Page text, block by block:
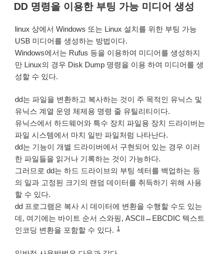
DD 명령을 이용한 부팅 가능 미디어 생성
linux 상에서 Windows 또는 Linux 설치를 위한 부팅 가능
USB 미디어를 생성하는 방법이다.
Windows에서는 Rufus 등을 이용하여 미디어를 생성하지
만 Linux의 경우 Disk Dump 명령을 이용 하여 미디어를 생
성할 수 있다.
dd는 파일을 변환하고 복사하는 것이 주 목적인 유닉스 및
유닉스 계열 운영 체제용 명령 줄 유틸리티이다.
유닉스에서 하드웨어와 특수 장치 파일용 장치 드라이버는
파일 시스템에서 마치 일반 파일처럼 나타난다.
dd는 기능이 개별 드라이버에서 구현되어 있는 경우 이러
한 파일들을 읽거나 기록하는 것이 가능하다.
그러므로 dd는 하드 드라이브의 부팅 섹터를 백업하는 등
의 일과 고정된 크기의 랜덤 데이터를 취득하기 위해 사용
할 수 있다.
dd 프로그램은 복사 시 데이터에 변환을 수행할 수도 있는
데, 여기에는 바이트 순서 스와핑, ASCII↔EBCDIC 텍스트
인코딩 변환을 포함할 수 있다.
1